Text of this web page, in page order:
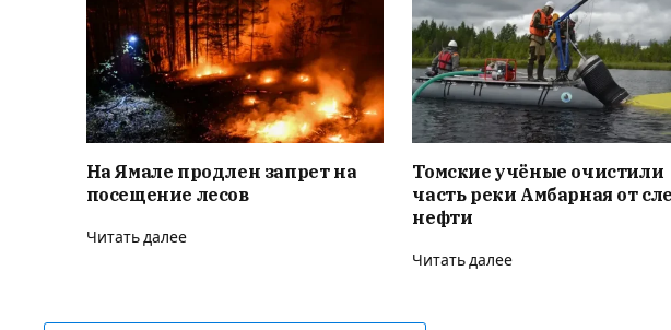
На Ямале продлен запрет на
посещение лесов
Читать далее
Томские учёные очистили
часть реки Амбарная от
нефти
Читать далее